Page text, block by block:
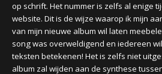
op schrift. Het nummer is zelfs al enige
website. Dit is de wijze waarop ik mijn
van mijn nieuwe album wil laten
song was overweldigend en iedereen
teksten betekenen! Het is zelfs niet
album zal wijden aan de synthese